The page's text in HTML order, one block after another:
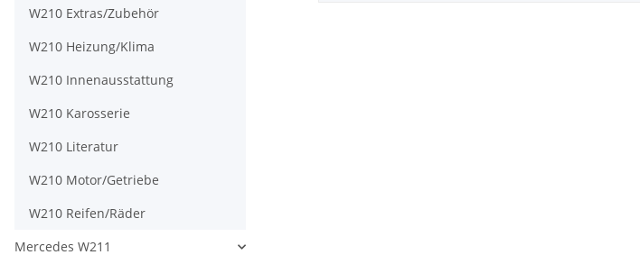
W210 Extras/Zubehör
W210 Heizung/Klima
W210 Innenausstattung
W210 Karosserie
W210 Literatur
W210 Motor/Getriebe
W210 Reifen/Räder
Mercedes W211